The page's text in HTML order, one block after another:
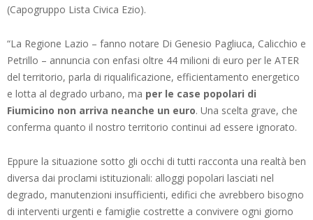
(Capogruppo Lista Civica Ezio).
“La Regione Lazio – fanno notare Di Genesio Pagliuca, Calicchio e
Petrillo – annuncia con enfasi oltre 44 milioni di euro per le ATER
del territorio, parla di riqualificazione, efficientamento energetico
e lotta al degrado urbano, ma per le case popolari di
Fiumicino non arriva neanche un euro. Una scelta grave, che
conferma quanto il nostro territorio continui ad essere ignorato.
Eppure la situazione sotto gli occhi di tutti racconta una realtà ben
diversa dai proclami istituzionali: alloggi popolari lasciati nel
degrado, manutenzioni insufficienti, edifici che avrebbero bisogno
di interventi urgenti e famiglie costrette a convivere ogni giorno